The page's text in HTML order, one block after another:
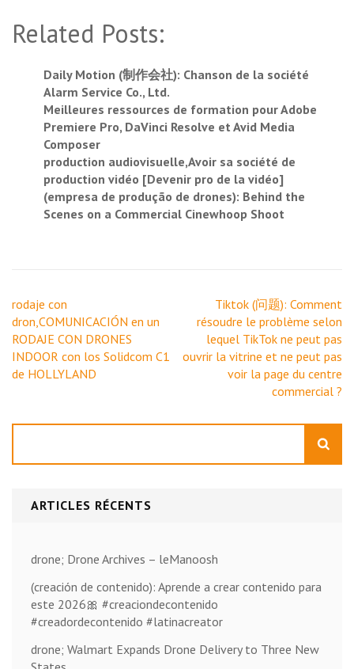
Related Posts:
Daily Motion (制作会社): Chanson de la société
Alarm Service Co., Ltd.
Meilleures ressources de formation pour Adobe
Premiere Pro, DaVinci Resolve et Avid Media
Composer
production audiovisuelle,Avoir sa société de
production vidéo [Devenir pro de la vidéo]
(empresa de produção de drones): Behind the
Scenes on a Commercial Cinewhoop Shoot
Navigation
de
l’article
rodaje con
dron,COMUNICACIÓN en un
RODAJE CON DRONES
INDOOR con los Solidcom C1
de HOLLYLAND
Tiktok (问题): Comment
résoudre le problème selon
lequel TikTok ne peut pas
ouvrir la vitrine et ne peut pas
voir la page du centre
commercial ?
ARTICLES RÉCENTS
drone; Drone Archives – leManoosh
(creación de contenido): Aprende a crear contenido para
este 2026🎀 #creaciondecontenido
#creadordecontenido #latinacreator
drone; Walmart Expands Drone Delivery to Three New